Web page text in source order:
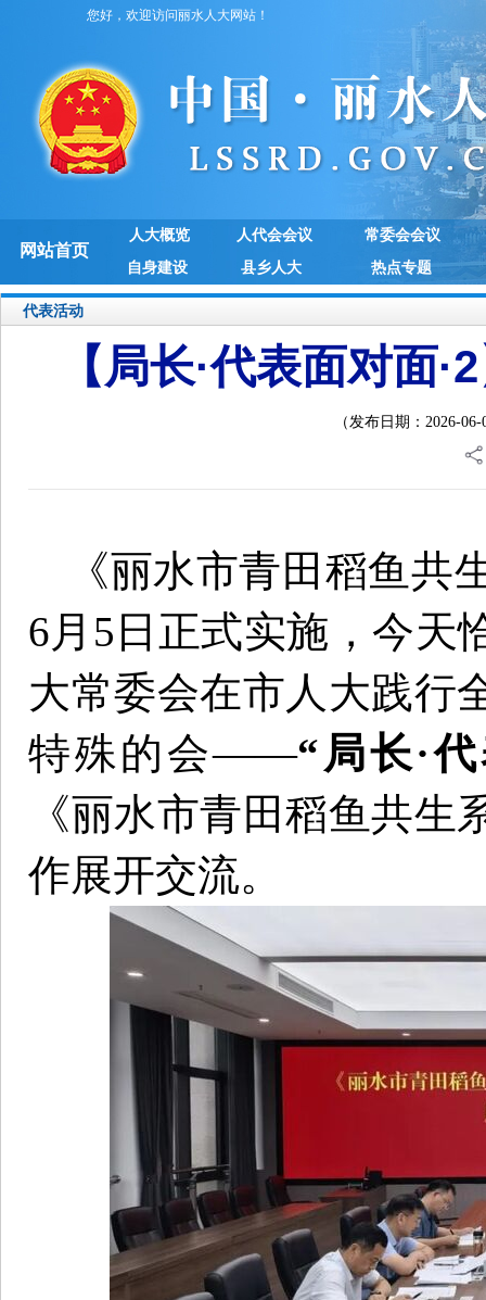
您好，欢迎访问丽水人大网站！
网站首页
人大概览 人代会会议
常委会会议
自身建设
县乡人大 热点专题
代表活动
【局长·代表面对面
（发布日期：2026-
《丽水市青田稻鱼共
6月5日正式实施，今天
大常委会在市人大践行
特殊的会——“局长·
《丽水市青田稻鱼共
作展开交流。